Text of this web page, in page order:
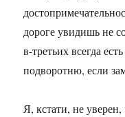
дороге увидишь не
в-третьих всегда
подворотню, если
Я, кстати, не